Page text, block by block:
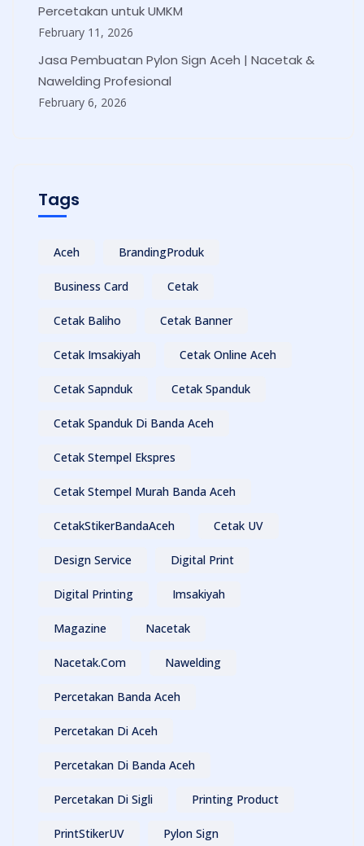
Percetakan untuk UMKM
February 11, 2026
Jasa Pembuatan Pylon Sign Aceh | Nacetak &
Nawelding Profesional
February 6, 2026
Tags
Aceh BrandingProduk
Business Card Cetak
Cetak Baliho Cetak Banner
Cetak Imsakiyah Cetak Online Aceh
Cetak Sapnduk Cetak Spanduk
Cetak Spanduk Di Banda Aceh
Cetak Stempel Ekspres
Cetak Stempel Murah Banda Aceh
CetakStikerBandaAceh Cetak UV
Design Service Digital Print
Digital Printing Imsakiyah
Magazine Nacetak
Nacetak.com Nawelding
Percetakan Banda Aceh
Percetakan Di Aceh
Percetakan Di Banda Aceh
Percetakan Di Sigli Printing Product
PrintStikerUV Pylon Sign